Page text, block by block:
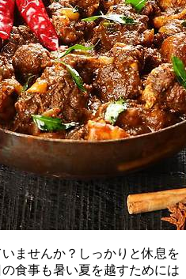
ませんか？しっかりと休息を
食事も暑い夏を越すためには